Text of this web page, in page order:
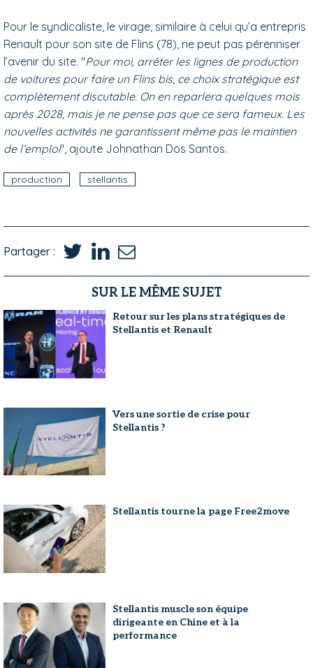
Pour le syndicaliste, le virage, similaire à celui qu’a entrepris
Renault pour son site de Flins (78), ne peut pas pérenniser
l’avenir du site. "Pour moi, arrêter les lignes de production
de voitures pour faire un Flins bis, ce choix stratégique est
complètement discutable. On en reparlera quelques mois
après 2028, mais je ne pense pas que ce sera fameux. Les
nouvelles activités ne garantissent même pas le maintien
de l’emploi", ajoute Johnathan Dos Santos.
production stellantis
Partager :
SUR LE MÊME SUJET
Retour sur les plans stratégiques de
Stellantis et Renault
Vers une sortie de crise pour
Stellantis ?
Stellantis tourne la page Free2move
Stellantis muscle son équipe
dirigeante en Chine et à la
performance